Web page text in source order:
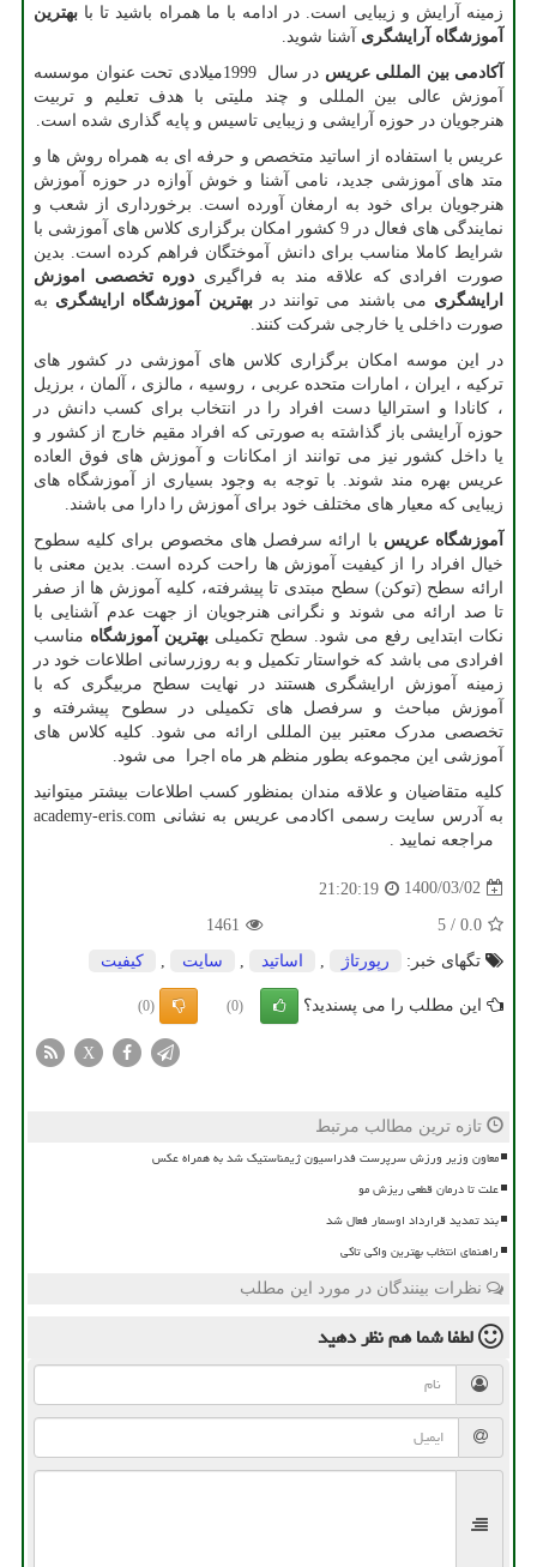
زمینه آرایش و زیبایی است. در ادامه با ما همراه باشید تا با بهترین
آموزشگاه آرایشگری
آشنا شوید.
آکادمی بین المللی عریس در سال 1999میلادی تحت عنوان موسسه
آموزش عالی بین المللی و چند ملیتی با هدف تعلیم و تربیت
هنرجویان در حوزه آرایشی و زیبایی تاسیس و پایه گذاری شده است.
عریس با استفاده از اساتید متخصص و حرفه ای به همراه روش ها و
متد های آموزشی جدید، نامی آشنا و خوش آوازه در حوزه آموزش
هنرجویان برای خود به ارمغان آورده است. برخورداری از شعب و
نمایندگی های فعال در 9 کشور امکان برگزاری کلاس های آموزشی با
شرایط کاملا مناسب برای دانش آموختگان فراهم کرده است. بدین
صورت افرادی که علاقه مند به فراگیری دوره تخصصی اموزش
ارایشگری می باشند می توانند دربهترین آموزشگاه ارایشگری به
صورت داخلی یا خارجی شرکت کنند.
در این موسه امکان برگزاری کلاس های آموزشی در کشور های
ترکیه ، ایران ، امارات متحده عربی ، روسیه ، مالزی ، آلمان ، برزیل
، کانادا و استرالیا دست افراد را در انتخاب برای کسب دانش در
حوزه آرایشی باز گذاشته به صورتی که افراد مقیم خارج از کشور و
یا داخل کشور نیز می توانند از امکانات و آموزش های فوق العاده
عریس بهره مند شوند. با توجه به وجود بسیاری از آموزشگاه های
زیبایی که معیار های مختلف خود برای آموزش را دارا می باشند.
آموزشگاه عریس با ارائه سرفصل های مخصوص برای کلیه سطوح
خیال افراد را از کیفیت آموزش ها راحت کرده است. بدین معنی با
ارائه سطح (توکن) سطح مبتدی تا پیشرفته، کلیه آموزش ها از صفر
تا صد ارائه می شوند و نگرانی هنرجویان از جهت عدم آشنایی با
نکات ابتدایی رفع می شود. سطح تکمیلی بهترین آموزشگاه مناسب
افرادی می باشد که خواستار تکمیل و به روزرسانی اطلاعات خود در
زمینه آموزش ارایشگری هستند در نهایت سطح مربیگری که با
آموزش مباحث و سرفصل های تکمیلی در سطوح پیشرفته و
تخصصی مدرک معتبر بین المللی ارائه می شود. کلیه کلاس های
آموزشی این مجموعه بطور منظم هر ماه اجرا می شود.
کلیه متقاضیان و علاقه مندان بمنظور کسب اطلاعات بیشتر میتوانید
به آدرس سایت رسمی اکادمی عریس به نشانی academy-eris.com
مراجعه نمایید .
1400/03/02
21:20:19
0.0
/
5
1461
تگهای خبر:
رپورتاژ اساتید سایت كیفیت
این مطلب را می پسندید؟ (0)
(0)
X
تازه ترین مطالب مرتبط
معاون وزیر ورزش سرپرست فدراسیون ژیمناستیک شد به همراه عکس
علت تا درمان قطعی ریزش مو
بند تمدید قرارداد اوسمار فعال شد
راهنمای انتخاب بهترین واکی تاکی
نظرات بینندگان در مورد این مطلب
لطفا شما همنظر دهید